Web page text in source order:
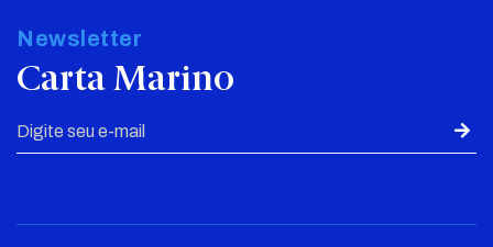
Newsletter
Carta Marino